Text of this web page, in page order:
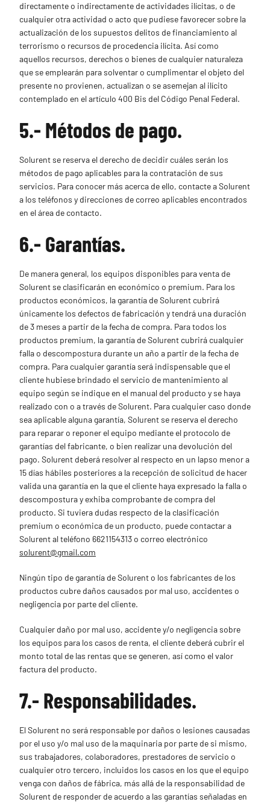
directamente o indirectamente de actividades ilícitas, o de
cualquier otra actividad o acto que pudiese favorecer sobre la
actualización de los supuestos delitos de financiamiento al
terrorismo o recursos de procedencia ilícita. Así como
aquellos recursos, derechos o bienes de cualquier naturaleza
que se emplearán para solventar o cumplimentar el objeto del
presente no provienen, actualizan o se asemejan al ilícito
contemplado en el artículo 400 Bis del Código Penal Federal.
5.- Métodos de pago.
Solurent se reserva el derecho de decidir cuáles serán los
métodos de pago aplicables para la contratación de sus
servicios. Para conocer más acerca de ello, contacte a Solurent
a los teléfonos y direcciones de correo aplicables encontrados
en el área de contacto.
6.- Garantías.
De manera general, los equipos disponibles para venta de
Solurent se clasificarán en económico o premium. Para los
productos económicos, la garantía de Solurent cubrirá
únicamente los defectos de fabricación y tendrá una duración
de 3 meses a partir de la fecha de compra. Para todos los
productos premium, la garantía de Solurent cubrirá cualquier
falla o descompostura durante un año a partir de la fecha de
compra. Para cualquier garantía será indispensable que el
cliente hubiese brindado el servicio de mantenimiento al
equipo según se indique en el manual del producto y se haya
realizado con o a través de Solurent. Para cualquier caso donde
sea aplicable alguna garantía, Solurent se reserva el derecho
para reparar o reponer el equipo mediante el protocolo de
garantías del fabricante, o bien realizar una devolución del
pago. Solurent deberá resolver al respecto en un lapso menor a
15 días hábiles posteriores a la recepción de solicitud de hacer
valida una garantía en la que el cliente haya expresado la falla o
descompostura y exhiba comprobante de compra del
producto. Si tuviera dudas respecto de la clasificación
premium o económica de un producto, puede contactar a
Solurent al teléfono 6621154313 o correo electrónico
solurent@gmail.com
Ningún tipo de garantía de Solurent o los fabricantes de los
productos cubre daños causados por mal uso, accidentes o
negligencia por parte del cliente.
Cualquier daño por mal uso, accidente y/o negligencia sobre
los equipos para los casos de renta, el cliente deberá cubrir el
monto total de las rentas que se generen, así como el valor
factura del producto.
7.- Responsabilidades.
El Solurent no será responsable por daños o lesiones causadas
por el uso y/o mal uso de la maquinaria por parte de si mismo,
sus trabajadores, colaboradores, prestadores de servicio o
cualquier otro tercero, incluidos los casos en los que el equipo
venga con daños de fábrica, más allá de la responsabilidad de
Solurent de responder de acuerdo a las garantías señaladas en